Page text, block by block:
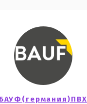
БАУФ( германия )ПВХ